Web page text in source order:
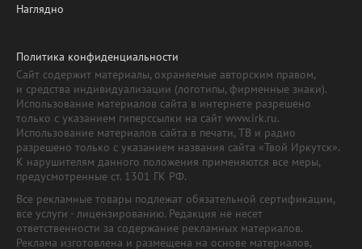
Наглядно
Политика конфиденциальности
Сайт содержит материалы, охраняемые авторским правом,
и средства индивидуализации (логотипы, фирменные знаки).
Использование материалов сайта в интернете разрешено
только с указанием гиперссылки на сайт www.irk.ru.
Использование материалов сайта в печати, ТВ и радио
разрешено только с указанием названия сайта «Твой Иркутск».
К нарушителям данного положения применяются все меры,
предусмотренные ст. 1301 ГК РФ.
Все рекламные товары подлежат обязательной сертификации,
все услуги - лицензированию. Редакция не несет
ответственности за содержание рекламных материалов.
Реклама изготовлена и размещена на основе материалов,